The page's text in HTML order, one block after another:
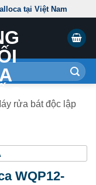
tại Việt Nam
rửa bát độc lập
WQP12-